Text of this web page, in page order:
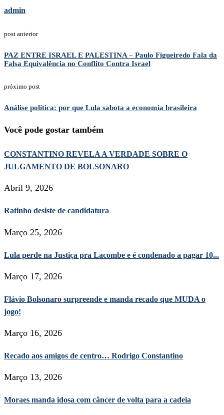
admin
post anterior
PAZ ENTRE ISRAEL E PALESTINA – Paulo Figueiredo Fala da
Falsa Equivalência no Conflito Contra Israel
próximo post
Análise política: por que Lula sabota a economia brasileira
Você pode gostar também
CONSTANTINO REVELA A VERDADE SOBRE O
JULGAMENTO DE BOLSONARO
Abril 9, 2026
Ratinho desiste de candidatura
Março 25, 2026
Lula perde na Justiça pra Lacombe e é condenado a pagar 10...
Março 17, 2026
Flávio Bolsonaro surpreende e manda recado que MUDA o
jogo!
Março 16, 2026
Recado aos amigos de centro… Rodrigo Constantino
Março 13, 2026
Moraes manda idosa com câncer de volta para a cadeia